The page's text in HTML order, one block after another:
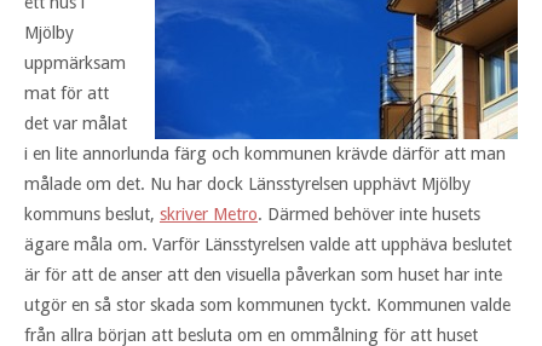
Mjölby
uppmärksam
mat för att
det var målat
i en lite annorlunda färg och kommunen krävde därför att man
målade om det. Nu har dock Länsstyrelsen upphävt Mjölby
kommuns beslut, skriver Metro. Därmed behöver inte husets
ägare måla om. Varför Länsstyrelsen valde att upphäva beslutet
är för att de anser att den visuella påverkan som huset har inte
utgör en så stor skada som kommunen tyckt. Kommunen valde
från allra början att besluta om en ommålning för att huset